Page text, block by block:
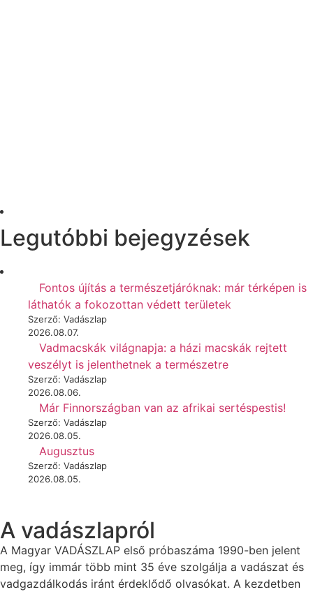
Legutóbbi bejegyzések
Fontos újítás a természetjáróknak: már térképen is
láthatók a fokozottan védett területek
Szerző: Vadászlap
2026.08.07.
Vadmacskák világnapja: a házi macskák rejtett
veszélyt is jelenthetnek a természetre
Szerző: Vadászlap
2026.08.06.
Már Finnországban van az afrikai sertéspestis!
Szerző: Vadászlap
2026.08.05.
Augusztus
Szerző: Vadászlap
2026.08.05.
A vadászlapról
A Magyar VADÁSZLAP első próbaszáma 1990-ben jelent
meg, így immár több mint 35 éve szolgálja a vadászat és
vadgazdálkodás iránt érdeklődő olvasókat. A kezdetben